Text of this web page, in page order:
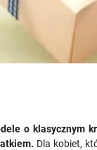
o klasycznym
Dla kobiet,